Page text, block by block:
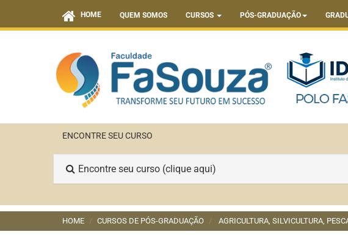
HOME QUEM SOMOS CURSOS PÓS-GRADUAÇÃO
ENCONTRE SEU CURSO
Encontre seu curso (clique aqui)
HOME CURSOS DE PÓS-GRADUAÇÃO AGRICULTURA, SILVICULTURA,